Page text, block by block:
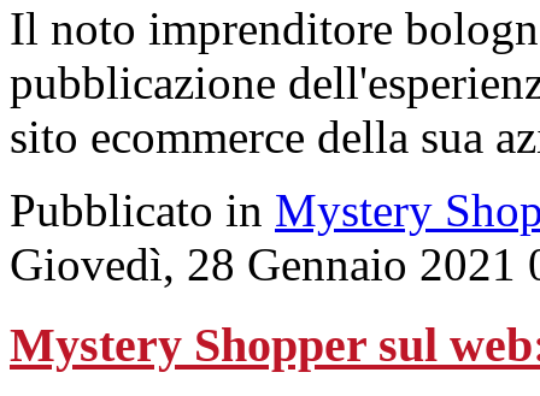
Il noto imprenditore
pubblicazione
sito ecommerce della sua
Pubblicato in Mystery
Giovedì, 28 Gennaio 2021
Mystery Shopper sul